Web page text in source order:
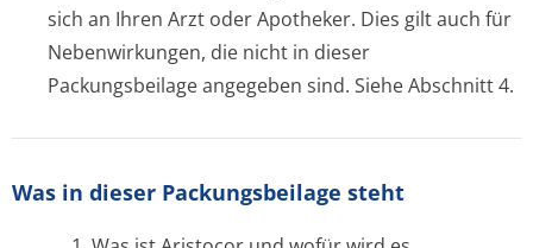
sich an Ihren Arzt oder Apotheker. Dies gilt auch für
Nebenwirkungen, die nicht in dieser
Packungsbeilage angegeben sind. Siehe Abschnitt 4.
Was in dieser Packungsbeilage steht